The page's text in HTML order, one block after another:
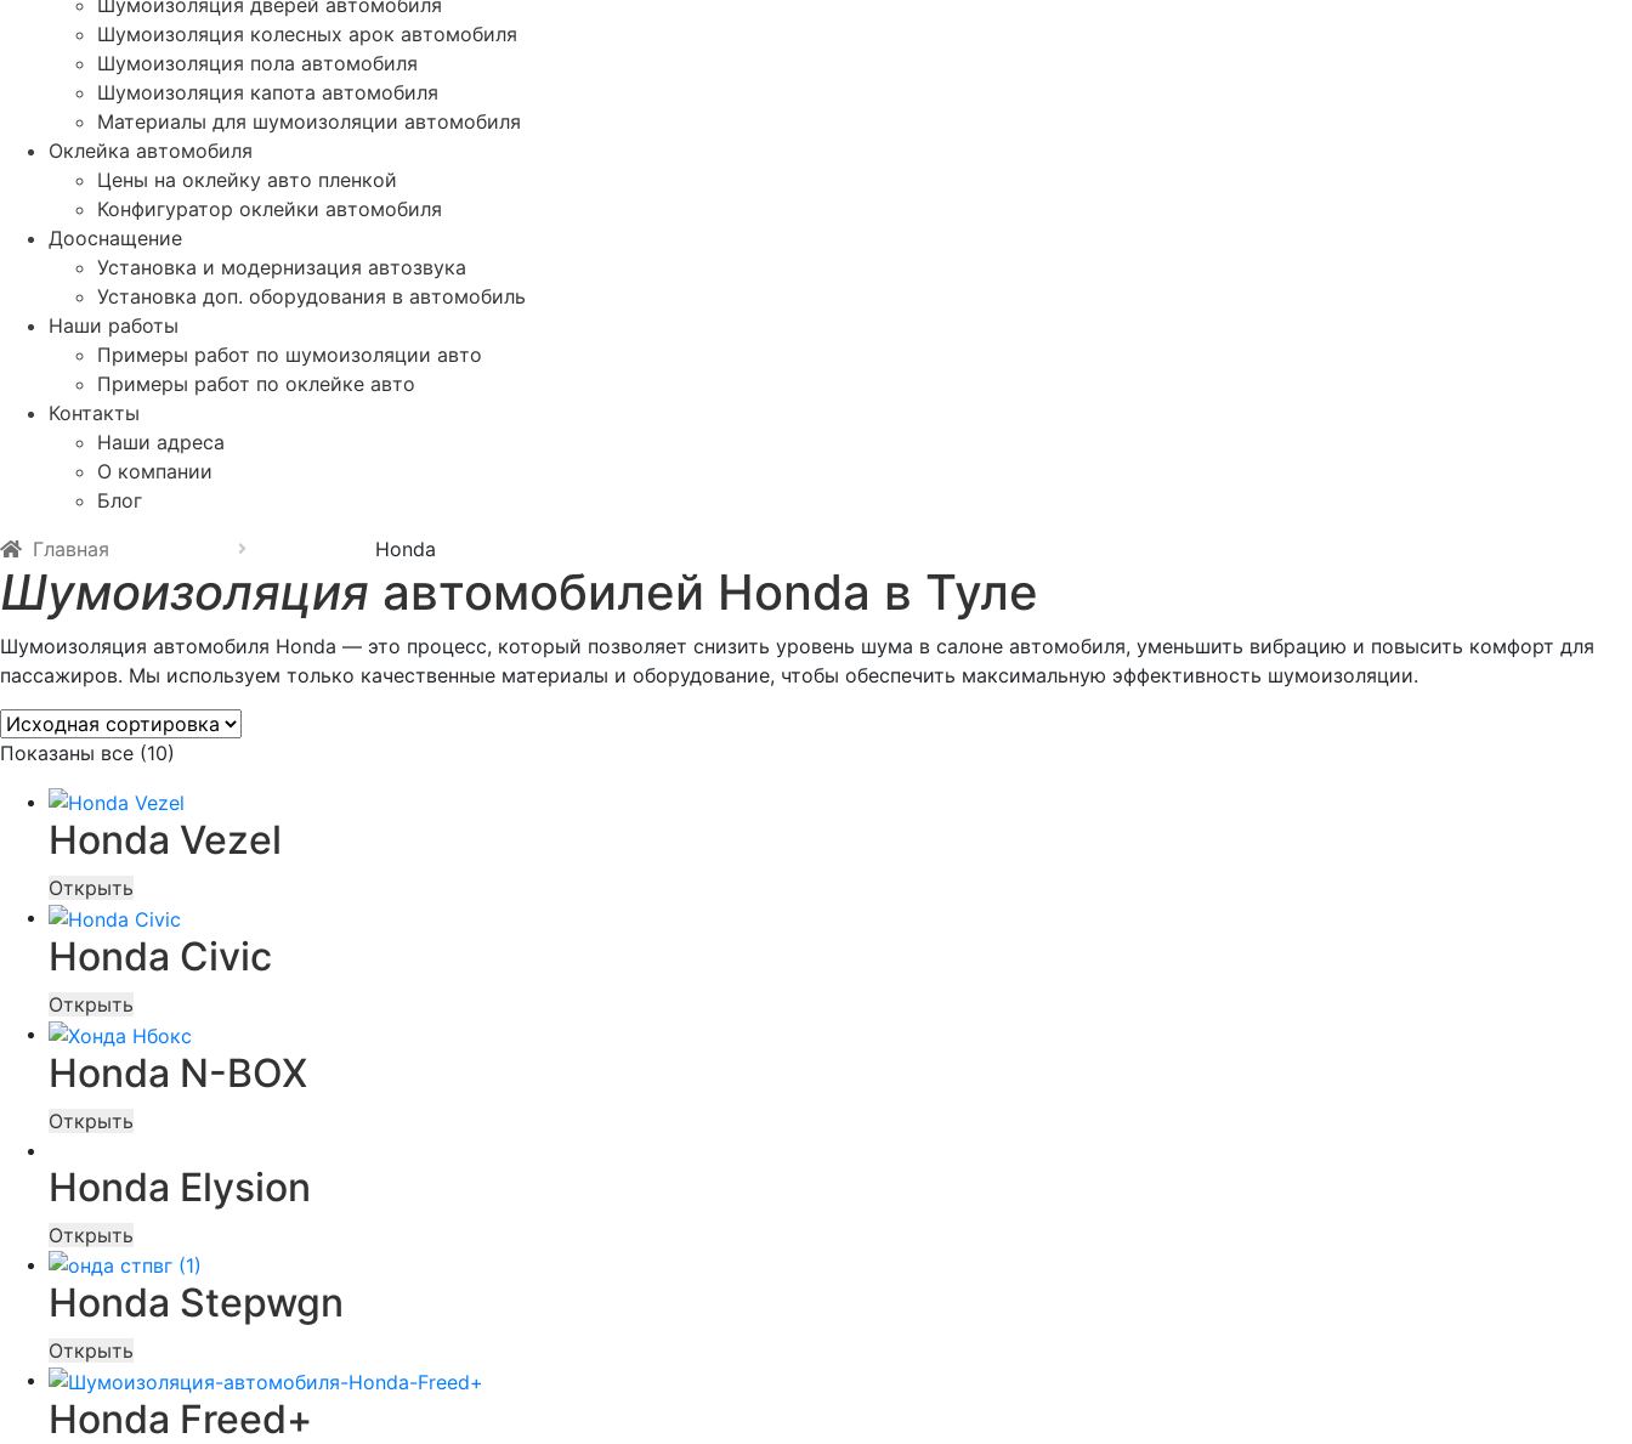
Шумоизоляция колесных арок автомобиля
Шумоизоляция пола автомобиля
Шумоизоляция капота автомобиля
Материалы для шумоизоляции автомобиля
Оклейка автомобиля
Цены на оклейку авто пленкой
Конфигуратор оклейки автомобиля
Дооснащение
Установка и модернизация автозвука
Установка доп. оборудования в автомобиль
Наши работы
Примеры работ по шумоизоляции авто
Примеры работ по оклейке авто
Контакты
Наши адреса
О компании
Блог
Главная
Honda
Шумоизоляция автомобилей Honda в Туле
Шумоизоляция автомобиля Honda — это процесс, который позволяет снизить уровень шума в салоне автомобиля, уменьшить вибрацию и повысить комфорт для
пассажиров. Мы используем только качественные материалы и оборудование, чтобы обеспечить максимальную эффективность шумоизоляции.
Показаны все (10)
Honda Vezel
Открыть
Honda Civic
Открыть
Honda N-BOX
Открыть
Honda Elysion
Открыть
Honda Stepwgn
Открыть
Honda Freed+